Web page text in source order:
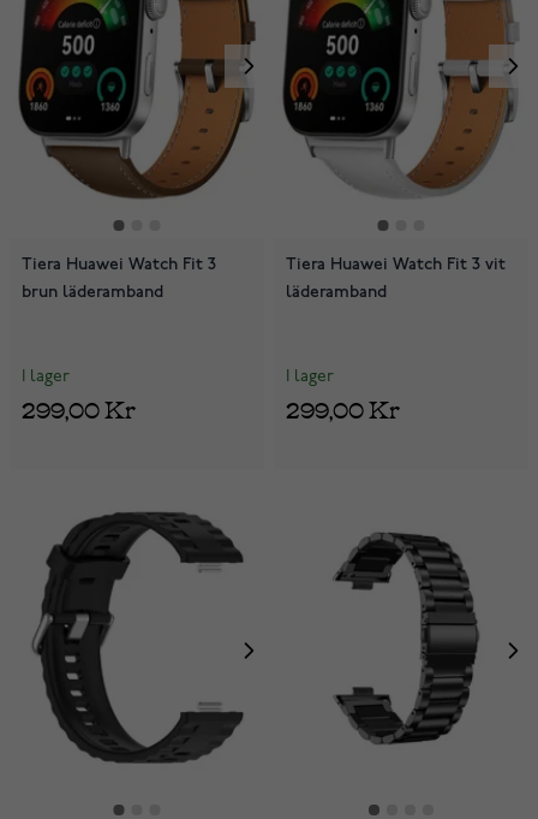
Tiera Huawei Watch Fit 3
brun läderamband
I lager
299,00 Kr
Tiera Huawei Watch Fit 3 vit
läderamband
I lager
299,00 Kr